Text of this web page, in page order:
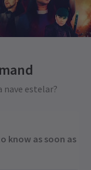
nave estelar?
know as soon as